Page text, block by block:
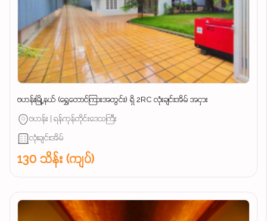
ဗဟန်းမြို့နယ် (ရွှေတောင်ကြားအတွင်း) ရှိ 2RC လုံးချင်းအိမ် အငှား
ဗဟန်း | ရန်ကုန်တိုင်းဒေသကြီး
လုံးချင်းအိမ်
130 သိန်း (ကျပ်)